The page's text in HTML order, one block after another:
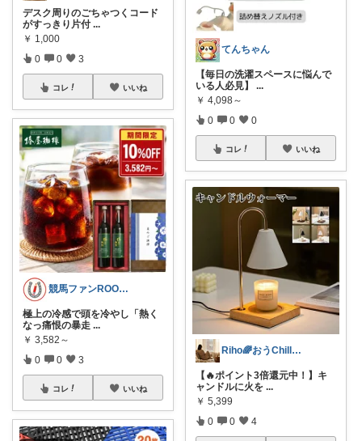
デスク周りのごちゃつくコード
がすっきり片付 ...
￥ 1,000
0 0 3
コレ いいね
競馬ファンROOM@Namickey-s
極上の冷感で頭を冷やし「熱く
なっ痛恨の暴走 ...
￥ 3,582～
0 0 3
コレ いいね
てんちゃん
【毎日の洗濯スペースに悩んで
いる人必見】 ...
￥ 4,098～
0 0 0
コレ いいね
Riho🌈おうChill★グッズ
【🔥ポイント3倍還元中！】キ
ャンドルに火を ...
￥ 5,399
0 0 4